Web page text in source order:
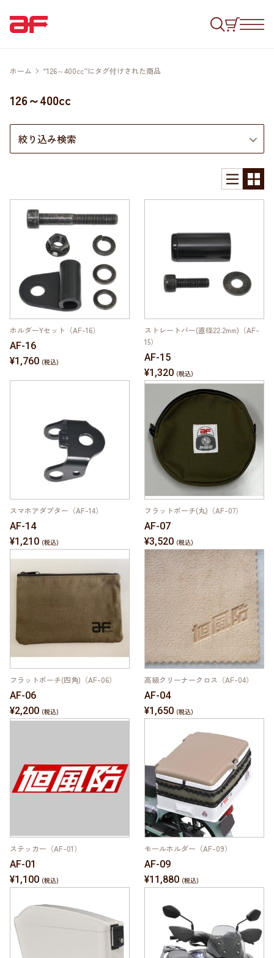
ホーム “126～400cc”にタグ付けされた商品
126～400cc
絞り込み検索
ホルダーYセット（AF-16）
AF-16
¥1,760
ストレートバー(直径22.2mm)（AF-
15）
AF-15
¥1,320
スマホアダプター（AF-14）
AF-14
¥1,210
フラットポーチ(丸)（AF-07）
AF-07
¥3,520
フラットポーチ(四角)（AF-06）
AF-06
¥2,200
高級クリーナークロス（AF-04）
AF-04
¥1,650
ステッカー（AF-01）
AF-01
¥1,100
モールホルダー（AF-09）
AF-09
¥11,880